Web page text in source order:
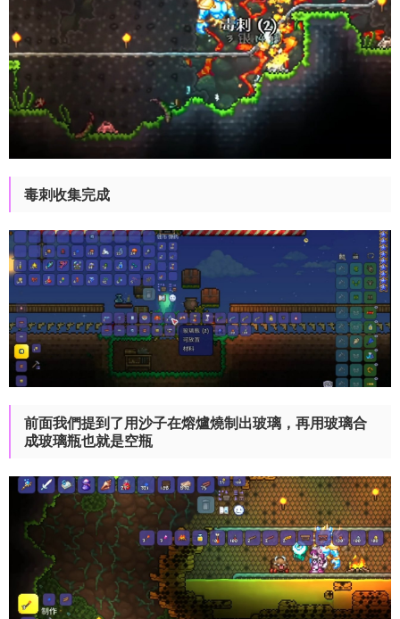
毒刺收集完成
前面我們提到了用沙子在熔爐燒制出玻璃，再用玻璃合
成玻璃瓶也就是空瓶